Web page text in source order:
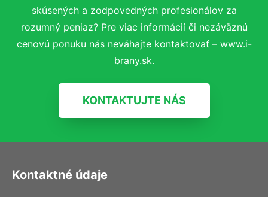
skúsených a zodpovedných profesionálov za
rozumný peniaz? Pre viac informácií či nezáväznú
cenovú ponuku nás neváhajte kontaktovať – www.i-
brany.sk.
KONTAKTUJTE NÁS
Kontaktné údaje